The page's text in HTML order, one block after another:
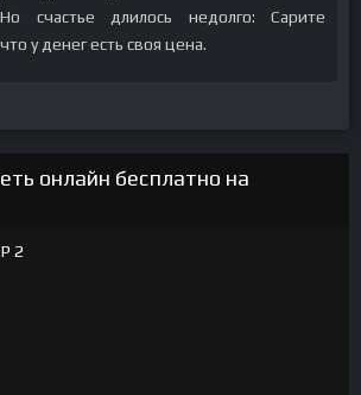
Но счастье длилось недолго: Сарите
у денег есть своя цена.
онлайн бесплатно на
2